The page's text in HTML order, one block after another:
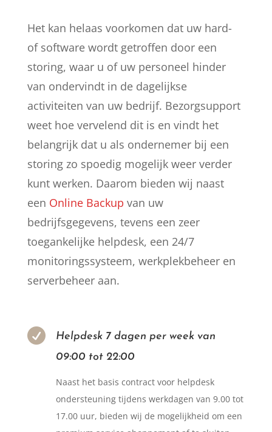
Het kan helaas voorkomen dat uw hard-
of software wordt getroffen door een
storing, waar u of uw personeel hinder
van ondervindt in de dagelijkse
activiteiten van uw bedrijf. Bezorgsupport
weet hoe vervelend dit is en vindt het
belangrijk dat u als ondernemer bij een
storing zo spoedig mogelijk weer verder
kunt werken. Daarom bieden wij naast
een Online Backup van uw
bedrijfsgegevens, tevens een zeer
toegankelijke helpdesk, een 24/7
monitoringssysteem, werkplekbeheer en
serverbeheer aan.

Helpdesk 7 dagen per week van
09:00 tot 22:00
Naast het basis contract voor helpdesk
ondersteuning tijdens werkdagen van 9.00 tot
17.00 uur, bieden wij de mogelijkheid om een